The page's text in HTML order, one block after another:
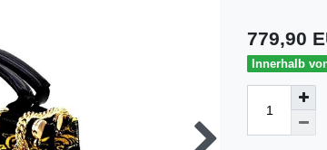
779,90
Innerhalb